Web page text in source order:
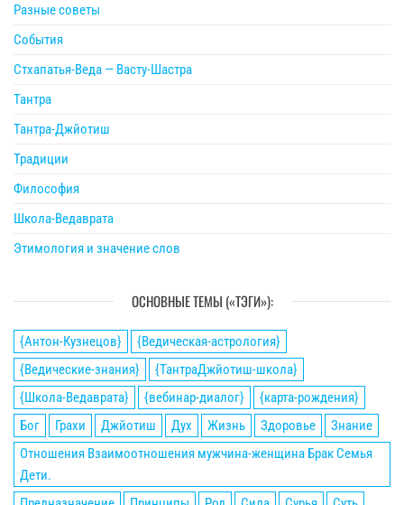
Разные советы
События
Стхапатья-Веда — Васту-Шастра
Тантра
Тантра-Джйотиш
Традиции
Философия
Школа-Ведаврата
Этимология и значение слов
ОСНОВНЫЕ ТЕМЫ («ТЭГИ»):
{Антон-Кузнецов}
{Ведическая-астрология}
{Ведические-знания}
{ТантраДжйотиш-школа}
{Школа-Ведаврата}
{вебинар-диалог}
{карта-рождения}
Бог
Грахи Джйотиш Дух Жизнь Здоровье
Знание
Отношения Взаимоотношения мужчина-женщина Брак Семья
Дети.